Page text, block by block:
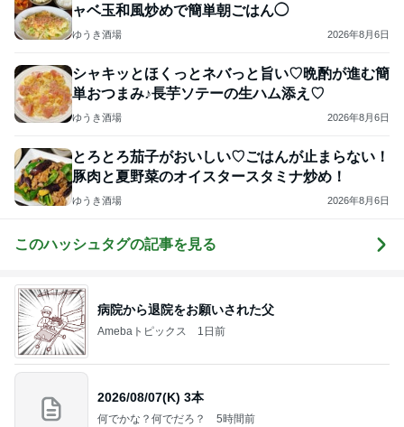
ャベ玉和風炒めで簡単朝ごはん◯
ゆうき酒場 2026年8月6日
シャキッとほくっとネバっと旨い♡晩酌が進む簡
単おつまみ♪長芋ソテーの生ハム添え♡
ゆうき酒場 2026年8月6日
とろとろ茄子がおいしい♡ごはんが止まらない！
豚肉と夏野菜のオイスタースタミナ炒め！
ゆうき酒場 2026年8月6日
このハッシュタグの記事を見る
病院から退院をお願いされた父
Amebaトピックス 1日前
2026/08/07(K) 3本
何でかな？何でだろ？ 5時間前